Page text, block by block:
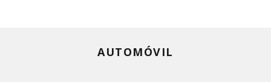
AUTOMÓVIL